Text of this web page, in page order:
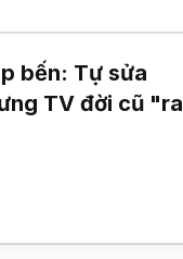
bến: Tự sửa
TV đời cũ "ra